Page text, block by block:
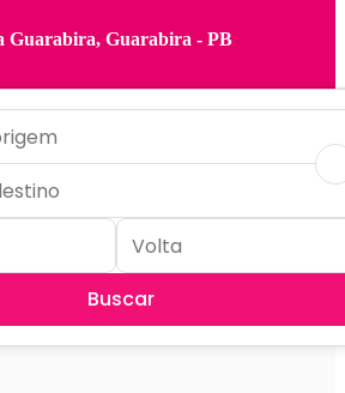
Guarabira, Guarabira - PB
Buscar